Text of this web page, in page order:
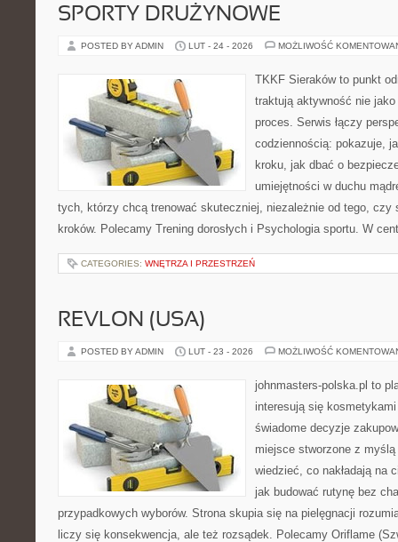
SPORTY DRUŻYNOWE
POSTED BY ADMIN LUT - 24 - 2026 MOŻLIWOŚĆ
TKKF Sieraków to punkt
traktują aktywność nie
proces. Serwis łączy
codziennością: pokazuje,
kroku, jak dbać o
umiejętności w duchu
tych, którzy chcą trenować skuteczniej, niezależnie od tego, czy
kroków. Polecamy Trening dorosłych i Psychologia sportu. W
CATEGORIES: WNĘTRZA I PRZESTRZEŃ
REVLON (USA)
POSTED BY ADMIN LUT - 23 - 2026 MOŻLIWOŚĆ
johnmasters-polska.pl to
interesują się
świadome decyzje
miejsce stworzone z
wiedzieć, co nakładają na
jak budować rutynę bez
przypadkowych wyborów. Strona skupia się na pielęgnacji
liczy się konsekwencja, ale też rozsądek. Polecamy Oriflame